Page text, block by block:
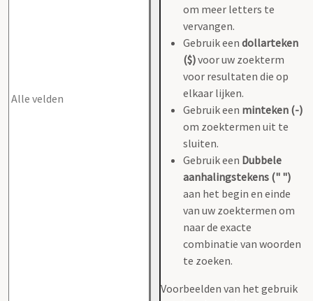
om meer letters te
vervangen.
Gebruik een dollarteken
($)voor uw zoekterm
voor resultaten die op
elkaar lijken.
Gebruik een minteken (-)
om zoektermen uit te
sluiten.
Gebruik een Dubbele
aanhalingstekens (" ")
aan het begin en einde
van uw zoektermen om
naar de exacte
combinatie van woorden
te zoeken.
Voorbeelden van het gebruik